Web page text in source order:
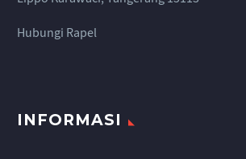
Hubungi Rapel
INFORMASI